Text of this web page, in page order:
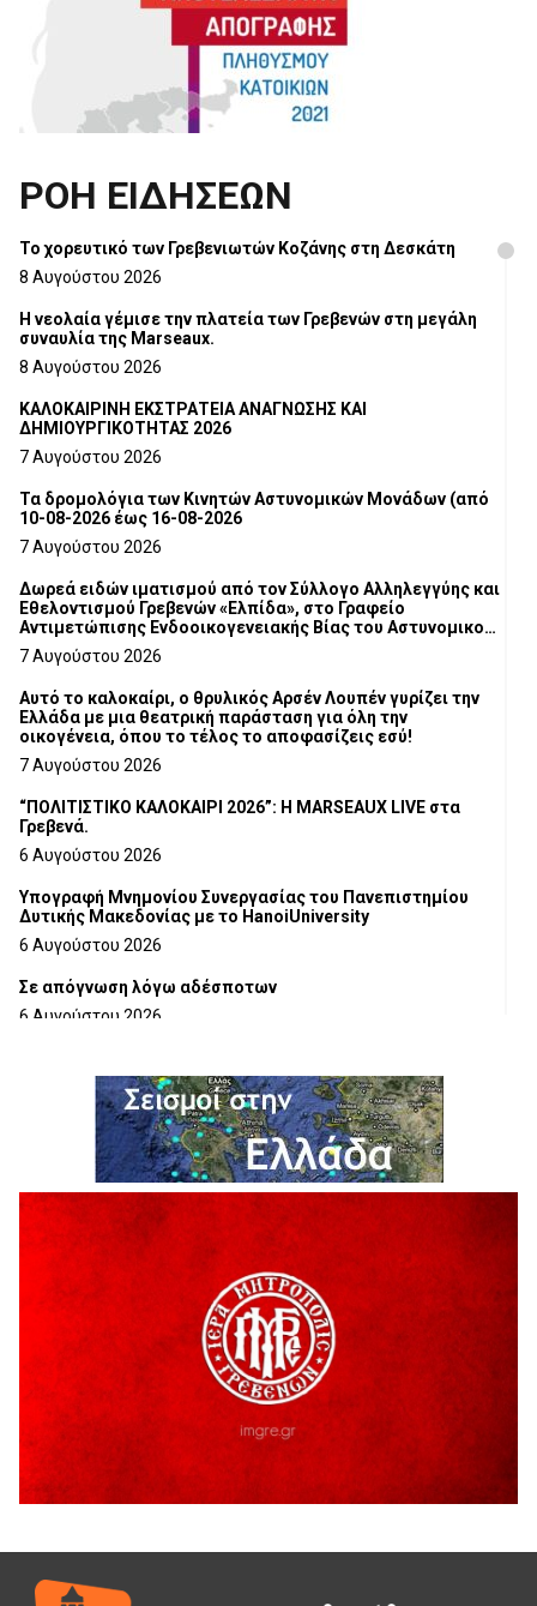
ΡΟΗ ΕΙΔΗΣΕΩΝ
Το χορευτικό των Γρεβενιωτών Κοζάνης στη Δεσκάτη
8 Αυγούστου 2026
Η νεολαία γέμισε την πλατεία των Γρεβενών στη μεγάλη
συναυλία της Marseaux.
8 Αυγούστου 2026
ΚΑΛΟΚΑΙΡΙΝΗ ΕΚΣΤΡΑΤΕΙΑ ΑΝΑΓΝΩΣΗΣ ΚΑΙ
ΔΗΜΙΟΥΡΓΙΚΟΤΗΤΑΣ 2026
7 Αυγούστου 2026
Τα δρομολόγια των Κινητών Αστυνομικών Μονάδων (από
10-08-2026 έως 16-08-2026
7 Αυγούστου 2026
Δωρεά ειδών ιματισμού από τον Σύλλογο Αλληλεγγύης και
Εθελοντισμού Γρεβενών «Ελπίδα», στο Γραφείο
Αντιμετώπισης Ενδοοικογενειακής Βίας του Αστυνομικού
Τμήματος Γρεβενών
7 Αυγούστου 2026
Αυτό το καλοκαίρι, ο θρυλικός Αρσέν Λουπέν γυρίζει την
Ελλάδα με μια θεατρική παράσταση για όλη την
οικογένεια, όπου το τέλος το αποφασίζεις εσύ!
7 Αυγούστου 2026
“ΠΟΛΙΤΙΣΤΙΚΟ ΚΑΛΟΚΑΙΡΙ 2026”: Η MARSEAUX LIVE στα
Γρεβενά.
6 Αυγούστου 2026
Υπογραφή Μνημονίου Συνεργασίας του Πανεπιστημίου
Δυτικής Μακεδονίας με το HanoiUniversity
6 Αυγούστου 2026
Σε απόγνωση λόγω αδέσποτων
6 Αυγούστου 2026
6 Αυγούστου 2026
Ολοκληρώνεται η ασφαλτόστρωση της οδού Περιβόλι –
6 Αυγούστου 2026
H παραδοχή λαθών είναι (και) δύναμη
5 Αυγούστου 2026
Ο ΑΝΔΡΕΑΣ ΑΣΛΑΝΙΔΗΣ ΣΥΝΕΧΙΖΕΙ ΣΤΟΝ ΠΡΩΤΕΑ
ΓΡΕΒΕΝΩΝ
5 Αυγούστου 2026
Ευχαριστήριο Εκπολιτιστικού Συλλόγου Ταξιάρχη προς κ.
Παρασχάκη Αθανάσιο
5 Αυγούστου 2026
Διακοπή υδροδότησης του Α΄ κλάδου ύδρευσης
5 Αυγούστου 2026